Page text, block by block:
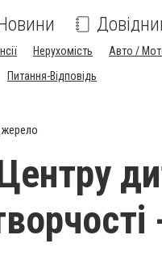
Нерухомість Авто /
Питання-Відповідь